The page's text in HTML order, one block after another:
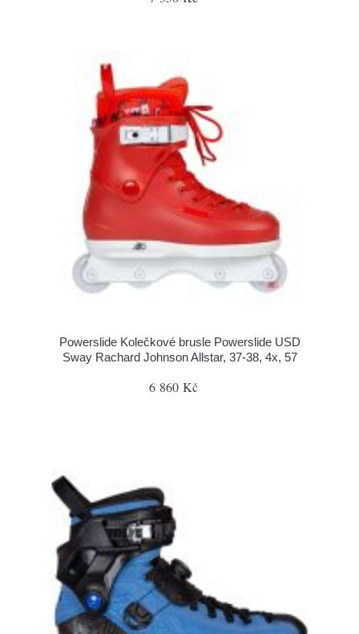
Powerslide Kolečkové brusle Powerslide USD
Sway Rachard Johnson Allstar, 37-38, 4x, 57
6 860 Kč